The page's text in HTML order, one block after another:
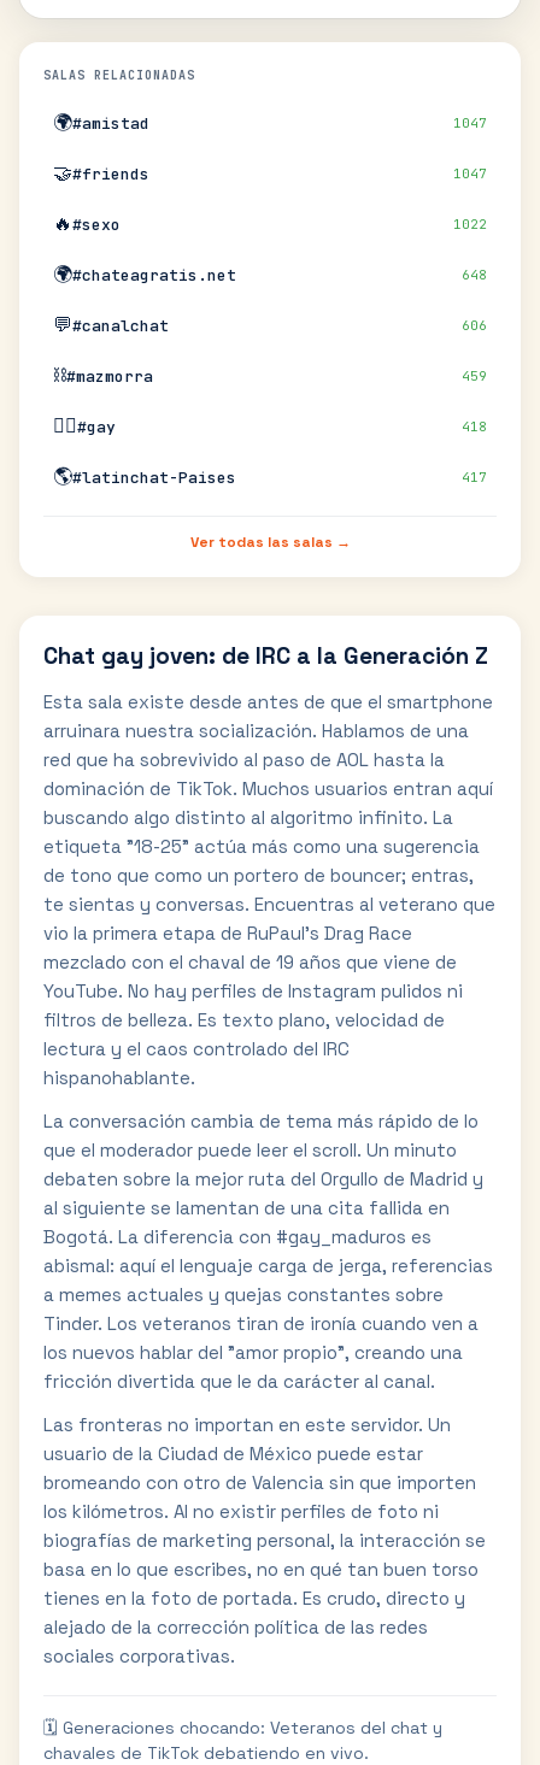
SALAS RELACIONADAS
🌍#amistad 1047
🤝#friends 1047
🔥#sexo 1022
🌍#chateagratis.net 648
💬#canalchat 606
⛓️#mazmorra 459
🏳️‍🌈#gay 418
🌎#latinchat-Paises 417
Ver todas las salas →
Chat gay joven: de IRC a la Generación Z
Esta sala existe desde antes de que el smartphone
arruinara nuestra socialización. Hablamos de una
red que ha sobrevivido al paso de AOL hasta la
dominación de TikTok. Muchos usuarios entran aquí
buscando algo distinto al algoritmo infinito. La
etiqueta "18-25" actúa más como una sugerencia
de tono que como un portero de bouncer; entras,
te sientas y conversas. Encuentras al veterano que
vio la primera etapa de RuPaul's Drag Race
mezclado con el chaval de 19 años que viene de
YouTube. No hay perfiles de Instagram pulidos ni
filtros de belleza. Es texto plano, velocidad de
lectura y el caos controlado del IRC
hispanohablante.
La conversación cambia de tema más rápido de lo
que el moderador puede leer el scroll. Un minuto
debaten sobre la mejor ruta del Orgullo de Madrid y
al siguiente se lamentan de una cita fallida en
Bogotá. La diferencia con #gay_maduros es
abismal: aquí el lenguaje carga de jerga, referencias
a memes actuales y quejas constantes sobre
Tinder. Los veteranos tiran de ironía cuando ven a
los nuevos hablar del "amor propio", creando una
fricción divertida que le da carácter al canal.
Las fronteras no importan en este servidor. Un
usuario de la Ciudad de México puede estar
bromeando con otro de Valencia sin que importen
los kilómetros. Al no existir perfiles de foto ni
biografías de marketing personal, la interacción se
basa en lo que escribes, no en qué tan buen torso
tienes en la foto de portada. Es crudo, directo y
alejado de la corrección política de las redes
sociales corporativas.
🗓️ Generaciones chocando: Veteranos del chat y
chavales de TikTok debatiendo en vivo.